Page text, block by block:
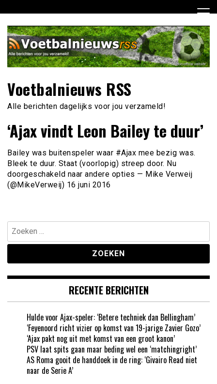
naar
inhoud
Voetbalnieuws RSS
Alle berichten dagelijks voor jou verzameld!
‘Ajax vindt Leon Bailey te duur’
Bailey was buitenspeler waar #Ajax mee bezig was.
Bleek te duur. Staat (voorlopig) streep door. Nu
doorgeschakeld naar andere opties — Mike Verweij
(@MikeVerweij) 16 juni 2016
Zoeken
naar:
RECENTE BERICHTEN
Hulde voor Ajax-speler: ‘Betere techniek dan Bellingham’
‘Feyenoord richt vizier op komst van 19-jarige Zavier Gozo’
‘Ajax pakt nog uit met komst van een groot kanon’
PSV laat spits gaan maar beding wel een ‘matchingright’
AS Roma gooit de handdoek in de ring: ‘Givairo Read niet
naar de Serie A’